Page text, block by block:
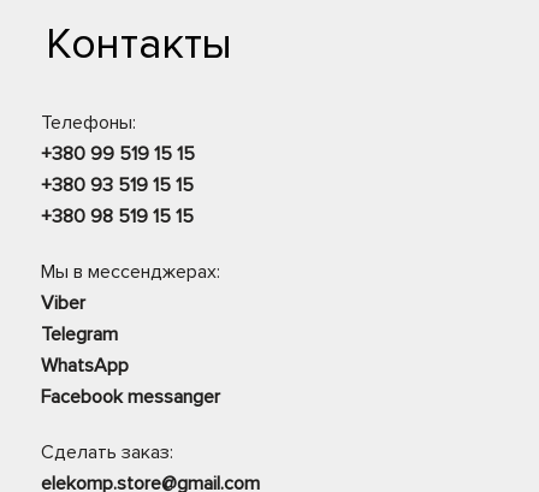
Контакты
Телефоны:
+380 99 519 15 15
+380 93 519 15 15
+380 98 519 15 15
Мы в мессенджерах:
Viber
Telegram
WhatsApp
Facebook messanger
Сделать заказ:
elekomp.store@gmail.com